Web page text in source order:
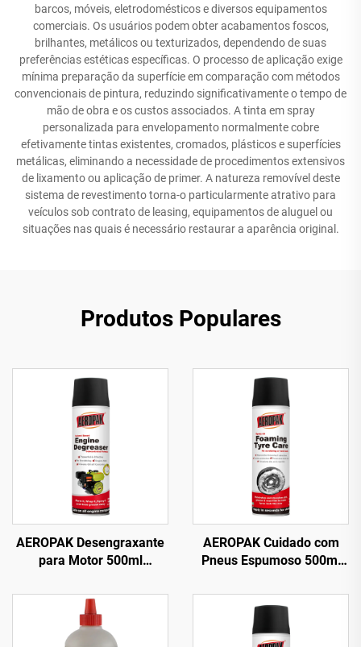
barcos, móveis, eletrodomésticos e diversos equipamentos
comerciais. Os usuários podem obter acabamentos foscos,
brilhantes, metálicos ou texturizados, dependendo de suas
preferências estéticas específicas. O processo de aplicação exige
mínima preparação da superfície em comparação com métodos
convencionais de pintura, reduzindo significativamente o tempo de
mão de obra e os custos associados. A tinta em spray
personalizada para envelopamento normalmente cobre
efetivamente tintas existentes, cromados, plásticos e superfícies
metálicas, eliminando a necessidade de procedimentos extensivos
de lixamento ou aplicação de primer. A natureza removível deste
sistema de revestimento torna-o particularmente atrativo para
veículos sob contrato de leasing, equipamentos de aluguel ou
situações nas quais é necessário restaurar a aparência original.
Produtos Populares
AEROPAK Desengraxante
para Motor 500ml
Automotivo à Base de
Solvente para Limpeza de
Carros
AEROPAK Cuidado com
Pneus Espumoso 500ml
Esfregar ou Trabalho
Pesado